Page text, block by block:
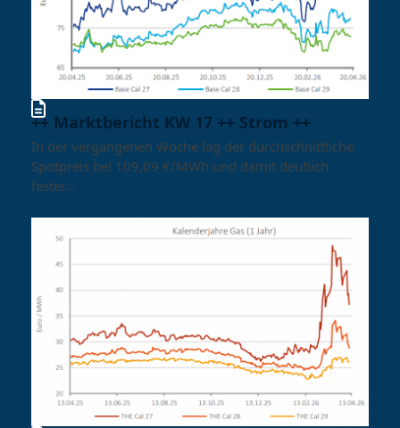
++ Marktbericht KW 17 ++ Strom ++
In der vergangenen Woche lag der durchschnittliche
Spotpreis bei 109,09 €/MWh und damit deutlich
fester…